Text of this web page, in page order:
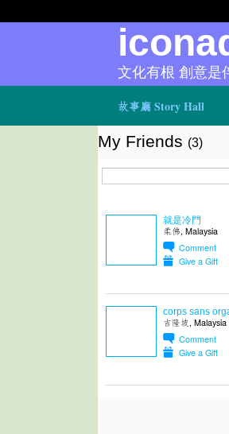
故事廳 Story Hall
文化有根 創意是
My Friends (3)
就是冷門
柔佛, Malaysia
Comment
Give a Gift
corps sans
吉隆坡, Malaysia
Comment
Give a Gift